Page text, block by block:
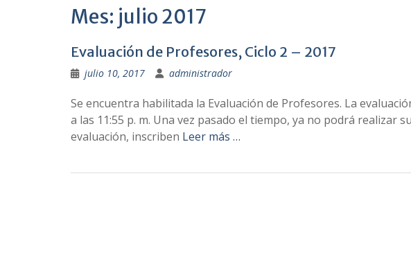
Mes: julio 2017
Evaluación de Profesores, Ciclo 2 – 2017
julio 10, 2017 administrador
Se encuentra habilitada la Evaluación de Profesores. La
a las 11:55 p. m. Una vez pasado el tiempo, ya no podrá realizar
evaluación, inscriben Leer más …